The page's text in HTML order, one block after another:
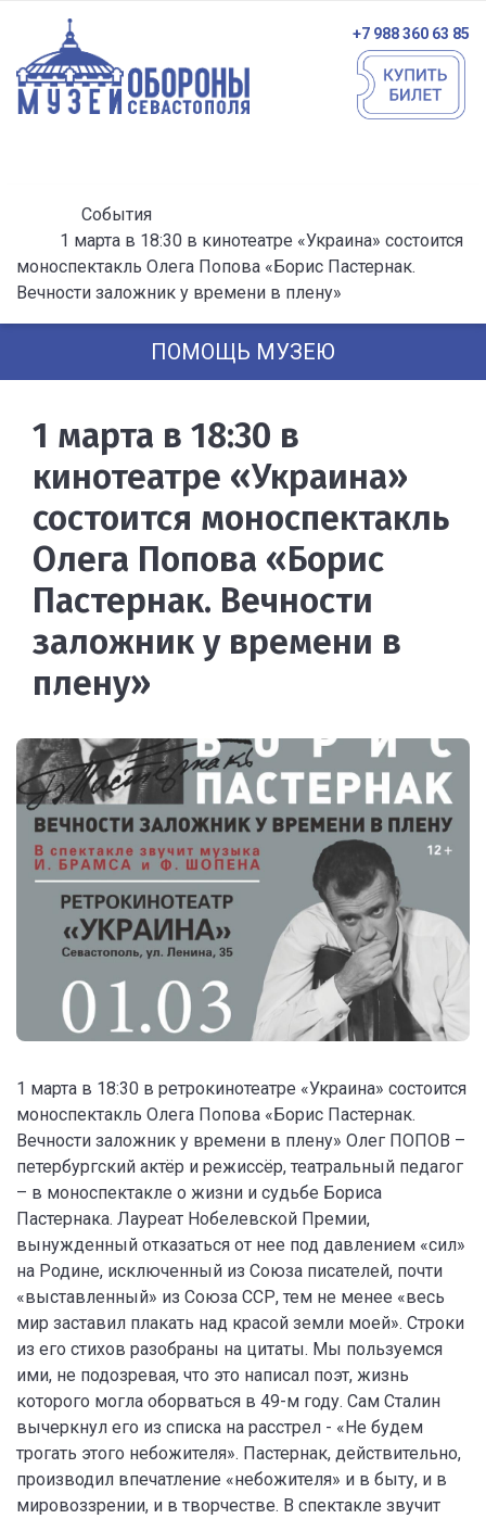
+7 988 360 63 85
События
1 марта в 18:30 в кинотеатре «Украина» состоится
моноспектакль Олега Попова «Борис Пастернак.
Вечности заложник у времени в плену»
ПОМОЩЬ МУЗЕЮ
1 марта в 18:30 в
кинотеатре «Украина»
состоится моноспектакль
Олега Попова «Борис
Пастернак. Вечности
заложник у времени в
плену»
1 марта в 18:30 в ретрокинотеатре «Украина» состоится
моноспектакль Олега Попова «Борис Пастернак.
Вечности заложник у времени в плену» Олег ПОПОВ –
петербургский актёр и режиссёр, театральный педагог
– в моноспектакле о жизни и судьбе Бориса
Пастернака. Лауреат Нобелевской Премии,
вынужденный отказаться от нее под давлением «сил»
на Родине, исключенный из Союза писателей, почти
«выставленный» из Союза ССР, тем не менее «весь
мир заставил плакать над красой земли моей». Строки
из его стихов разобраны на цитаты. Мы пользуемся
ими, не подозревая, что это написал поэт, жизнь
которого могла оборваться в 49-м году. Сам Сталин
вычеркнул его из списка на расстрел - «Не будем
трогать этого небожителя». Пастернак, действительно,
производил впечатление «небожителя» и в быту, и в
мировоззрении, и в творчестве. В спектакле звучит